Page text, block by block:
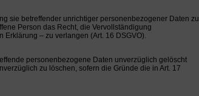
sie betreffender unrichtiger personenbezogener Daten zu
Person das Recht, die Vervollständigung
– zu verlangen (Art. 16 DSGVO).
personenbezogene Daten unverzüglich gelöscht
zu löschen, sofern die Gründe die in Art. 17